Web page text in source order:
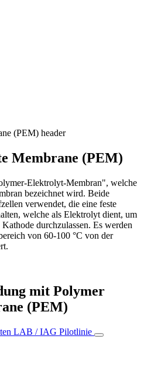
Membrane (PEM)
Elektrolyt-Membran", welche
bezeichnet wird. Beide
verwendet, die eine feste
welche als Elektrolyt dient, um
durchzulassen. Es werden
von 60-100 °C von der
mit Polymer
(PEM)
LAB / IAG Pilotlinie